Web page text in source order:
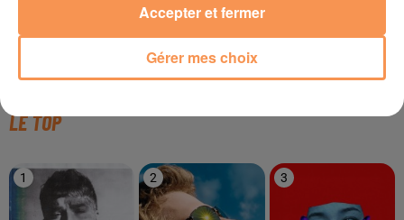
BOB SINCLAR
World Hold On
LE TOP
1 2 3
Gérer mes choix
Accepter et fermer